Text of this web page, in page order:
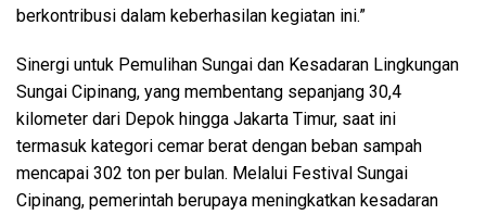
berkontribusi dalam keberhasilan kegiatan ini.”
Sinergi untuk Pemulihan Sungai dan Kesadaran Lingkungan
Sungai Cipinang, yang membentang sepanjang 30,4
kilometer dari Depok hingga Jakarta Timur, saat ini
termasuk kategori cemar berat dengan beban sampah
mencapai 302 ton per bulan. Melalui Festival Sungai
Cipinang, pemerintah berupaya meningkatkan kesadaran